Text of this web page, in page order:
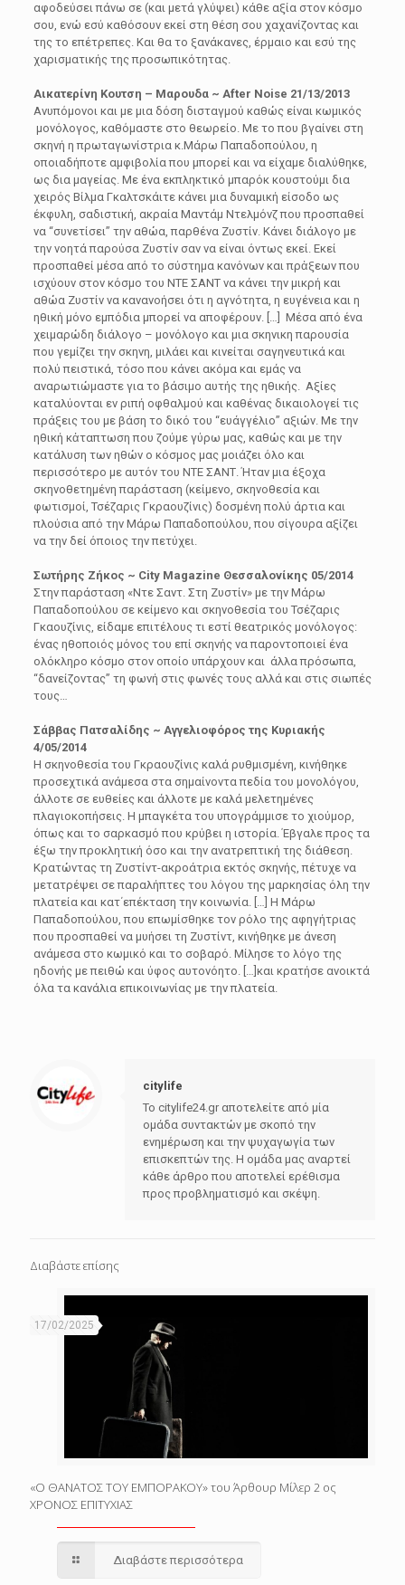
αφοδεύσει πάνω σε (και μετά γλύψει) κάθε αξία στον κόσμο
σου, ενώ εσύ καθόσουν εκεί στη θέση σου χαχανίζοντας και
της το επέτρεπες. Και θα το ξανάκανες, έρμαιο και εσύ της
χαρισματικής της προσωπικότητας.
Αικατερίνη Κουτση – Μαρουδα ~ After Noise 21/13/2013
Ανυπόμονοι και με μια δόση δισταγμού καθώς είναι κωμικός
μονόλογος, καθόμαστε στο θεωρείο. Με το που βγαίνει στη
σκηνή η πρωταγωνίστρια κ.Μάρω Παπαδοπούλου, η
οποιαδήποτε αμφιβολία που μπορεί και να είχαμε διαλύθηκε,
ως δια μαγείας. Με ένα εκπληκτικό μπαρόκ κουστούμι δια
χειρός Βίλμα Γκαλτσκάιτε κάνει μια δυναμική είσοδο ως
έκφυλη, σαδιστική, ακραία Μαντάμ Ντελμόνζ που προσπαθεί
να “συνετίσει” την αθώα, παρθένα Ζυστίν. Κάνει διάλογο με
την νοητά παρούσα Ζυστίν σαν να είναι όντως εκεί. Εκεί
προσπαθεί μέσα από το σύστημα κανόνων και πρἀξεων που
ισχύουν στον κόσμο του ΝΤΕ ΣΑΝΤ να κάνει την μικρή και
αθώα Ζυστίν να κανανοήσει ότι η αγνότητα, η ευγένεια και η
ηθική μόνο εμπόδια μπορεί να αποφέρουν. […] Μέσα από ένα
χειμαρώδη διάλογο – μονόλογο και μια σκηνικη παρουσία
που γεμίζει την σκηνη, μιλάει και κινείται σαγηνευτικά και
πολύ πειστικά, τόσο που κάνει ακόμα και εμάς να
αναρωτιώμαστε για το βάσιμο αυτής της ηθικής. Αξίες
καταλύονται εν ριπή οφθαλμού και καθένας δικαιολογεί τις
πράξεις του με βάση το δικό του “ευάγγέλιο” αξιών. Με την
ηθική κἀταπτωση που ζούμε γύρω μας, καθώς και με την
κατάλυση των ηθών ο κόσμος μας μοιάζει όλο και
περισσότερο με αυτόν του ΝΤΕ ΣΑΝΤ. Ήταν μια έξοχα
σκηνοθετημένη παράσταση (κείμενο, σκηνοθεσία και
φωτισμοί, Τσέζαρις Γκραουζίνις) δοσμένη πολύ άρτια και
πλούσια από την Μάρω Παπαδοπούλου, που σίγουρα αξίζει
να την δεί όποιος την πετύχει.
Σωτήρης Ζήκος ~ City Magazine Θεσσαλονίκης 05/2014
Στην παράσταση «Ντε Σαντ. Στη Ζυστίν» με την Μάρω
Παπαδοπούλου σε κείμενο και σκηνοθεσία του Τσέζαρις
Γκαουζίνις, είδαμε επιτέλους τι εστί θεατρικός μονόλογος:
ένας ηθοποιός μόνος του επί σκηνής να παροντοποιεί ένα
ολόκληρο κόσμο στον οποίο υπάρχουν και άλλα πρόσωπα,
“δανείζοντας” τη φωνή στις φωνές τους αλλά και στις σιωπές
τους…
Σάββας Πατσαλίδης ~ Αγγελιοφόρος της Κυριακής
4/05/2014
Η σκηνοθεσία του Γκραουζίνις καλά ρυθμισμένη, κινήθηκε
προσεχτικά ανάμεσα στα σημαίνοντα πεδία του μονολόγου,
άλλοτε σε ευθείες και άλλοτε με καλά μελετημένες
πλαγιοκοπήσεις. Η μπαγκέτα του υπογράμμισε το χιούμορ,
όπως και το σαρκασμό που κρύβει η ιστορία. Έβγαλε προς τα
έξω την προκλητική όσο και την ανατρεπτική της διάθεση.
Κρατώντας τη Ζυστίντ-ακροάτρια εκτός σκηνής, πέτυχε να
μετατρέψει σε παραλήπτες του λόγου της μαρκησίας όλη την
πλατεία και κατ΄επέκταση την κοινωνία. […] Η Μάρω
Παπαδοπούλου, που επωμίσθηκε τον ρόλο της αφηγήτριας
που προσπαθεί να μυήσει τη Ζυστίντ, κινήθηκε με άνεση
ανάμεσα στο κωμικό και το σοβαρό. Μίλησε το λόγο της
ηδονής με πειθώ και ύφος αυτονόητο. […]και κρατήσε ανοικτά
όλα τα κανάλια επικοινωνίας με την πλατεία.
citylife
Το citylife24.gr αποτελείτε από μία
ομάδα συντακτών με σκοπό την
ενημέρωση και την ψυχαγωγία των
επισκεπτών της. Η ομάδα μας αναρτεί
κάθε άρθρο που αποτελεί ερέθισμα
προς προβληματισμό και σκέψη.
Διαβάστε επίσης
17/02/2025
«Ο ΘΑΝΑΤΟΣ ΤΟΥ ΕΜΠΟΡΑΚΟΥ» του Άρθουρ Μίλερ 2 ος
ΧΡΟΝΟΣ ΕΠΙΤΥΧΙΑΣ
Διαβάστε περισσότερα